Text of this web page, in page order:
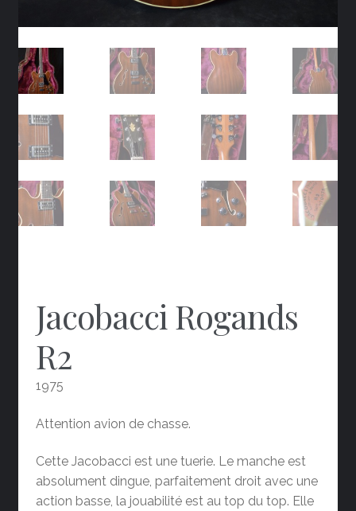
Jacobacci Rogands
R2
1975
Attention avion de chasse.
Cette Jacobacci est une tuerie. Le manche est
absolument dingue, parfaitement droit avec une
action basse, la jouabilité est au top du top. Elle